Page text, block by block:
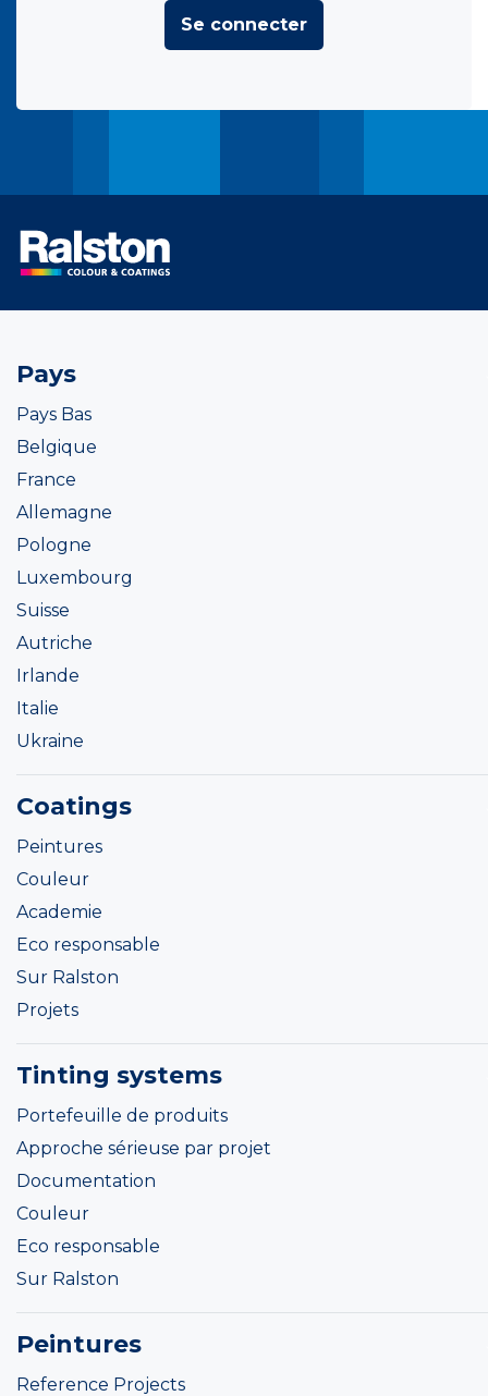
Se connecter
Pays
Pays Bas
Belgique
France
Allemagne
Pologne
Luxembourg
Suisse
Autriche
Irlande
Italie
Ukraine
Coatings
Peintures
Couleur
Academie
Eco responsable
Sur Ralston
Projets
Tinting systems
Portefeuille de produits
Approche sérieuse par projet
Documentation
Couleur
Eco responsable
Sur Ralston
Peintures
Reference Projects